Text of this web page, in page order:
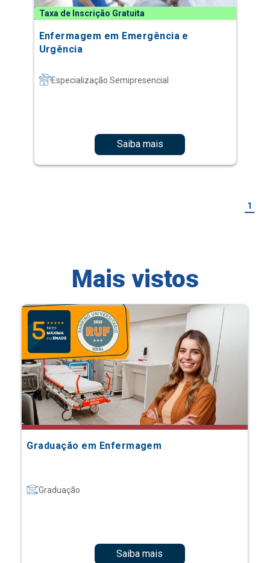
Taxa de Inscrição Gratuita
Enfermagem em Emergência e
Urgência
Especialização Semipresencial
Saiba mais
1
Mais vistos
Graduação em Enfermagem
Graduação
Saiba mais